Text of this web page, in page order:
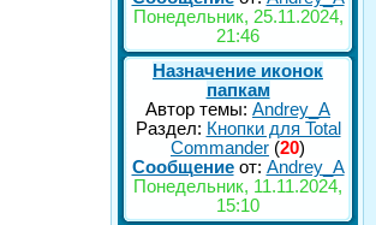
Понедельник, 25.11.2024,
21:46
Назначение иконок
папкам
Автор темы: Andrey_A
Раздел: Кнопки для Total
Commander (20)
Сообщениеот: Andrey_A
Понедельник, 11.11.2024,
15:10